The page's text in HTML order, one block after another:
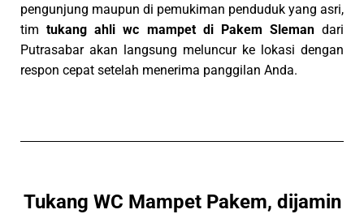
pengunjung maupun di pemukiman penduduk yang asri,
timtukang ahli wc mampet di Pakem Slemandari
Putrasabar akan langsung meluncur ke lokasi dengan
respon cepat setelah menerima panggilan Anda.
Tukang WC Mampet Pakem, dijamin